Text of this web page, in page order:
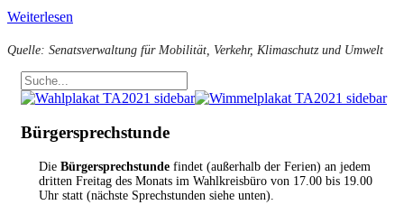
Weiterlesen
Quelle: Senatsverwaltung für Mobilität, Verkehr, Klimaschutz und Umwelt
Bürgersprechstunde
Die Bürgersprechstunde findet (außerhalb der Ferien) an jedem
dritten Freitag des Monats im Wahlkreisbüro von 17.00 bis 19.00
Uhr statt (nächste Sprechstunden siehe unten).